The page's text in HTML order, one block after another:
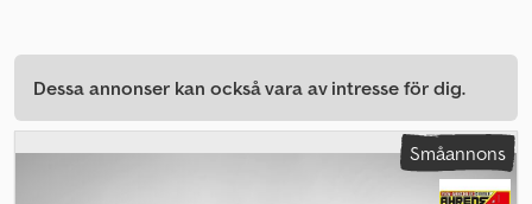
Dessa annonser kan också vara av intresse för dig.
Småannons